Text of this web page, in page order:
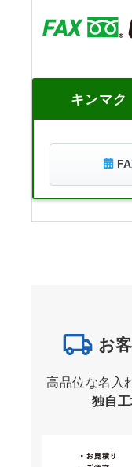
キンマク
お
高品位な名入
独自